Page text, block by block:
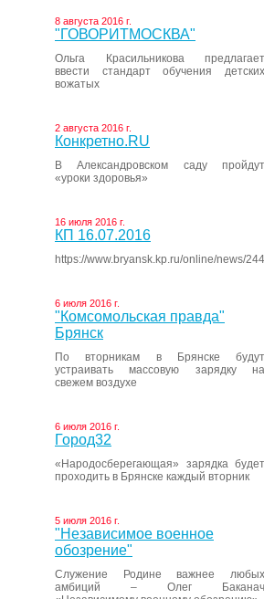
8 августа 2016 г.
"ГОВОРИТМОСКВА"
Ольга Красильникова предлагает
ввести стандарт обучения детских
вожатых
2 августа 2016 г.
Конкретно.RU
В Александровском саду пройдут
«уроки здоровья»
16 июля 2016 г.
КП 16.07.2016
https://www.bryansk.kp.ru/online/news/
6 июля 2016 г.
"Комсомольская правда"
Брянск
По вторникам в Брянске будут
устраивать массовую зарядку на
свежем воздухе
6 июля 2016 г.
Город32
«Народосберегающая» зарядка будет
проходить в Брянске каждый вторник
5 июля 2016 г.
"Независимое военное
обозрение"
Служение Родине важнее любых
амбиций – Олег Баканач